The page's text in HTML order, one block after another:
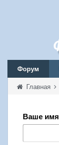
Форум
Главная
Ваше имя